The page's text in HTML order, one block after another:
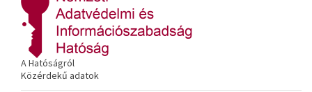
A Hatóságról
Közérdekű adatok